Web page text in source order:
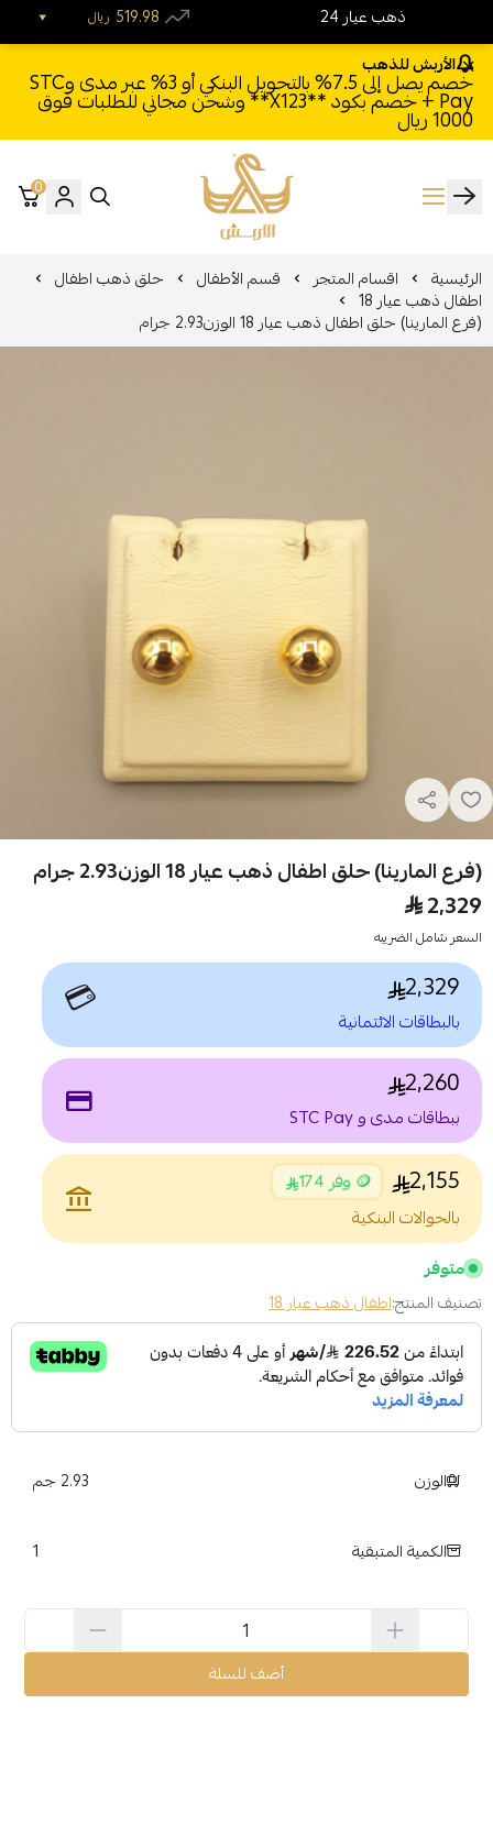
الأربش للذهب
خصم يصل إلى 7.5% بالتحويل البنكي أو 3% عبر مدى وSTC
Pay + خصم بكود **X123** وشحن مجاني للطلبات فوق
1000 ريال
الأربش للذهب
0
الرئيسية اقسام المتجر قسم الأطفال حلق ذهب اطفال
اطفال ذهب عيار 18
(فرع المارينا) حلق اطفال ذهب عيار 18 الوزن2.93 جرام
(فرع المارينا) حلق اطفال ذهب عيار 18 الوزن2.93 جرام
2,329
السعر شامل الضريبه
2,329
بالبطاقات الائتمانية 💳
2,260
ببطاقات مدى و STC Pay payment
2,155 🪙 وفر 174
بالحوالات البنكية
account_balance
متوفر
تصنيف المنتج:اطفال ذهب عيار 18
الوزن 2.93 جم
الكمية المتبقية 1
أضف للسلة
24 ذهب عيار ريال 519.98